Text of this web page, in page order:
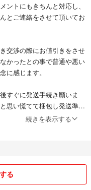
ントにもきちんと対応し、
とご連絡をさせて頂いてお
交渉の際にお値引きをさせ
かったとの事で普通や悪い
に感じます。
すぐに発送手続き願いま
思い慌てて梱包し発送準備
た。商品引用のお写真を載
その後どちらでも良いとの
でした。
続きを表示する
る